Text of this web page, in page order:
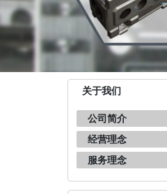
关于我们
公司简介
经营理念
服务理念